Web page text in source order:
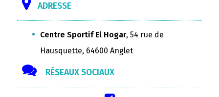
ADRESSE
Centre Sportif El Hogar, 54 rue de
Hausquette, 64600 Anglet
RÉSEAUX SOCIAUX